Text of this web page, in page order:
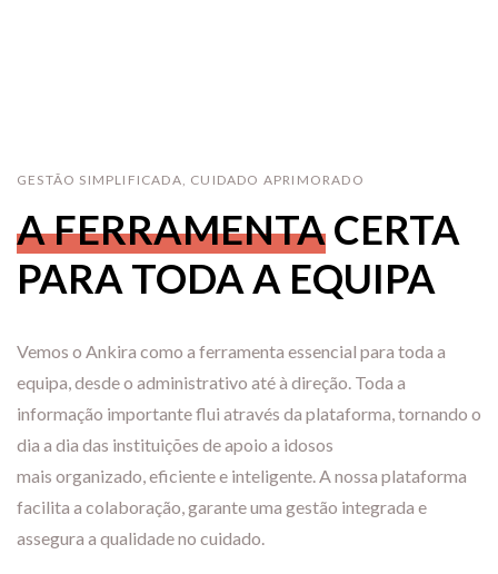
GESTÃO SIMPLIFICADA, CUIDADO APRIMORADO
A FERRAMENTACERTA
PARA TODA A EQUIPA
Vemos o Ankira como a ferramenta essencial para toda a
equipa, desde o administrativo até à direção. Toda a
informação importante flui através da plataforma, tornando o
dia a dia das instituições de apoio a idosos
mais organizado, eficiente e inteligente. A nossa plataforma
facilita a colaboração, garante uma gestão integrada e
assegura a qualidade no cuidado.